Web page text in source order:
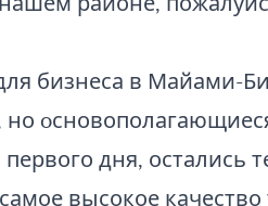
бизнеса в Майами-
но
первого дня,
высокое качество